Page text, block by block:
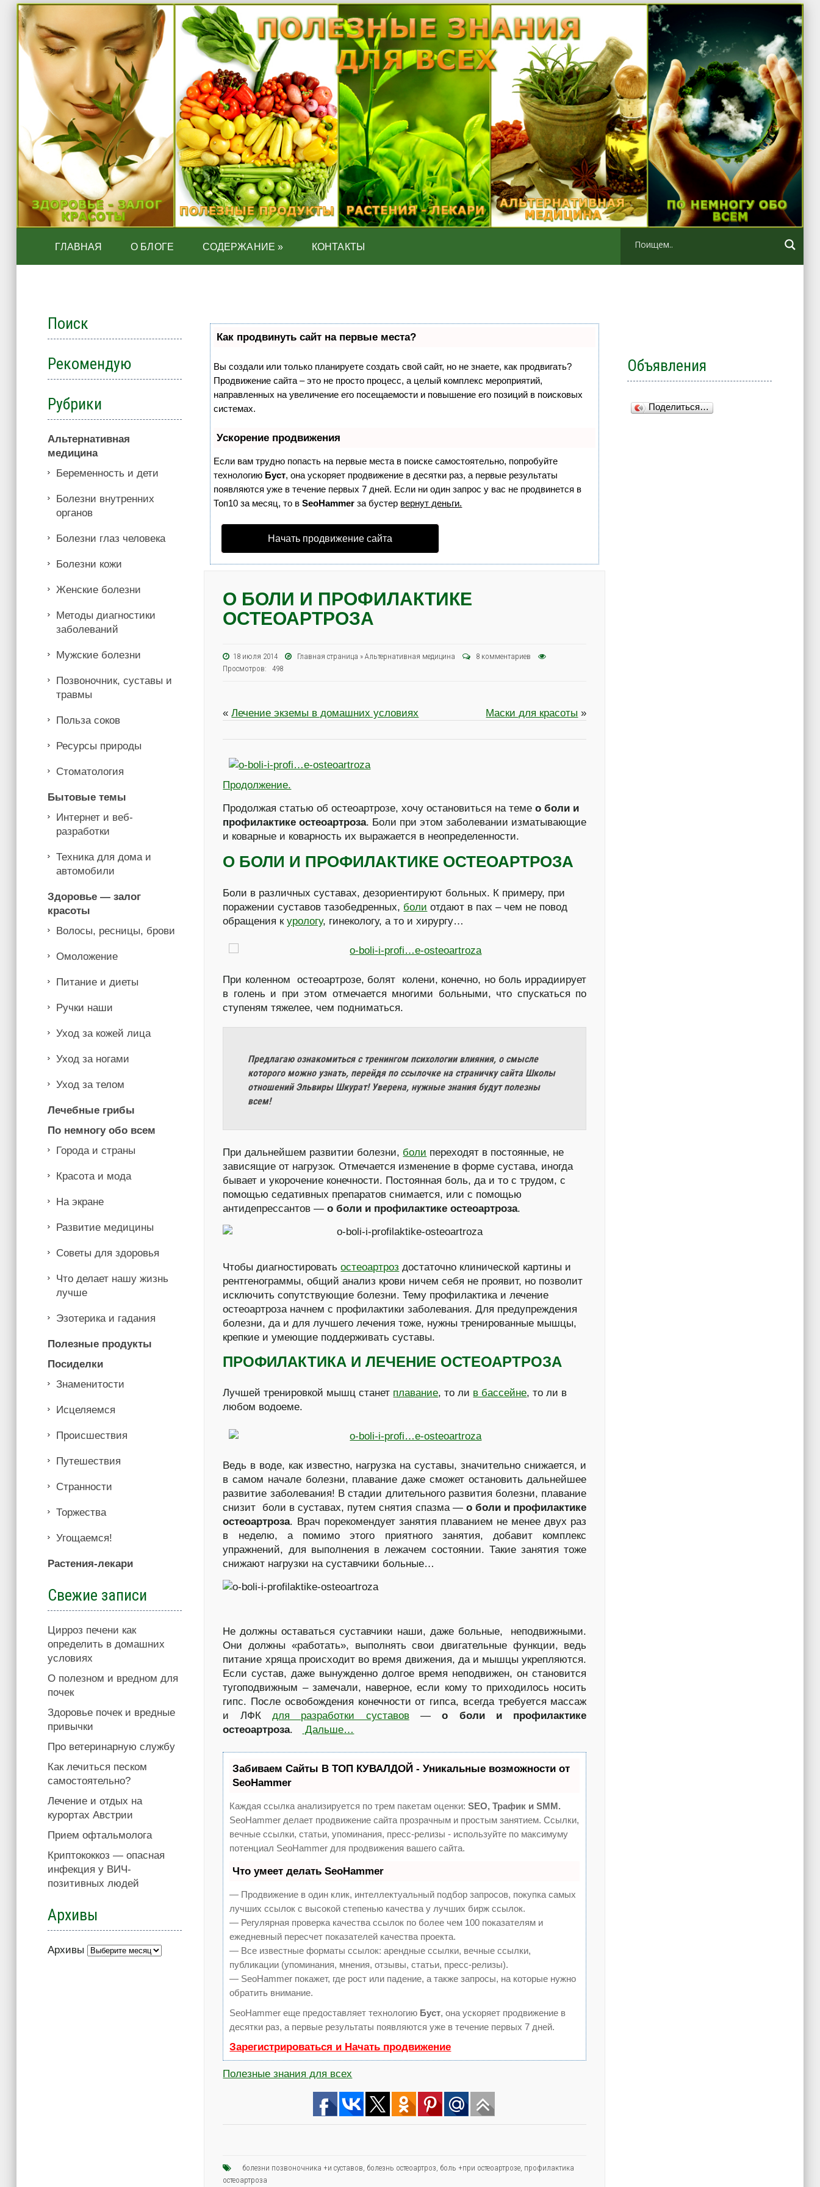
ГЛАВНАЯ О БЛОГЕ СОДЕРЖАНИЕ » КОНТАКТЫ
Как продвинуть сайт на первые места?
Вы создали или только планируете создать свой сайт, но не знаете, как продвигать?
Продвижение сайта – это не просто процесс, а целый комплекс мероприятий,
направленных на увеличение его посещаемости и повышение его позиций в поисковых
системах.
Ускорение продвижения
Если вам трудно попасть на первые места в поиске самостоятельно, попробуйте
технологию Буст, она ускоряет продвижение в десятки раз, а первые результаты
появляются уже в течение первых 7 дней. Если ни один запрос у вас не продвинется в
Топ10 за месяц, то вSeoHammer за бустер вернут деньги.
Начать продвижение сайта
О БОЛИ И ПРОФИЛАКТИКЕ
ОСТЕОАРТРОЗА
18 июля 2014 Главная страница »Альтернативная медицина
8 комментариев
Просмотров: 498
Маски для красоты »
«Лечение экземы в домашних условиях
Продолжение.
Продолжая статью об остеоартрозе, хочу остановиться на темео боли и
профилактике остеоартроза. Боли при этом заболевании изматывающие
и коварные и коварность их выражается в неопределенности.
О БОЛИ И ПРОФИЛАКТИКЕ ОСТЕОАРТРОЗА
Боли в различных суставах, дезориентируют больных. К примеру, при
поражении суставов тазобедренных, боли отдают в пах – чем не повод
обращения курологу, гинекологу, а то и хирургу…
При коленном остеоартрозе, болят колени, конечно, но боль иррадиирует
в голень и при этом отмечается многими больными, что спускаться по
ступеням тяжелее, чем подниматься.
Предлагаю ознакомиться с тренингом психологии влияния, о смысле
которого можно узнать, перейдя по ссылочке на страничку сайта Школы
отношений Эльвиры Шкурат! Уверена, нужные знания будут полезны
всем!
При дальнейшем развитии болезни, боли переходят в постоянные, не
зависящие от нагрузок.Отмечается изменение в форме сустава, иногда
бывает и укорочение конечности. Постоянная боль, да и то с трудом, с
помощью седативных препаратов снимается, или с помощью
антидепрессантов —о боли и профилактике остеоартроза.
Чтобы диагностироватьостеоартроз достаточно клинической картины и
рентгенограммы, общий анализ крови ничем себя не проявит, но позволит
исключить сопутствующие болезни. Тему профилактика и лечение
остеоартроза начнем с профилактики заболевания. Для предупреждения
болезни, да и для лучшего лечения тоже, нужны тренированные мышцы,
крепкие и умеющие поддерживать суставы.
ПРОФИЛАКТИКА И ЛЕЧЕНИЕ ОСТЕОАРТРОЗА
Лучшей тренировкой мышц станет плавание, то ли в бассейне, то ли в
любом водоеме.
Ведь в воде, как известно, нагрузка на суставы, значительно снижается, и
в самом начале болезни, плавание даже сможет остановить дальнейшее
развитие заболевания! В стадии длительного развития болезни, плавание
снизит боли в суставах, путем снятия спазма — о боли и профилактике
остеоартроза. Врач порекомендует занятия плаванием не менее двух раз
в неделю, а помимо этого приятного занятия, добавит комплекс
упражнений, для выполнения в лежачем состоянии. Такие занятия тоже
снижают нагрузки на суставчики больные…
Не должны оставаться суставчики наши, даже больные, неподвижными.
Они должны «работать», выполнять свои двигательные функции, ведь
питание хряща происходит во время движения, да и мышцы укрепляются.
Если сустав, даже вынужденно долгое время неподвижен, он становится
тугоподвижным – замечали, наверное, если кому то приходилось носить
гипс. После освобождения конечности от гипса, всегда требуется массаж
и ЛФК для разработки суставов—о боли и профилактике
остеоартроза. Дальше…
Забиваем Сайты В ТОП КУВАЛДОЙ - Уникальные возможности от
SeoHammer
Каждая ссылка анализируется по трем пакетам оценки:SEO, Трафик и SMM.
SeoHammer делает продвижение сайта прозрачным и простым занятием. Ссылки,
вечные ссылки, статьи, упоминания, пресс-релизы - используйте по максимуму
потенциал SeoHammer для продвижения вашего сайта.
Что умеет делать SeoHammer
— Продвижение в один клик, интеллектуальный подбор запросов, покупка самых
лучших ссылок с высокой степенью качества у лучших бирж ссылок.
— Регулярная проверка качества ссылок по более чем 100 показателям и
ежедневный пересчет показателей качества проекта.
— Все известные форматы ссылок: арендные ссылки, вечные ссылки,
публикации (упоминания, мнения, отзывы, статьи, пресс-релизы).
— SeoHammer покажет, где рост или падение, а также запросы, на которые нужно
обратить внимание.
SeoHammer еще предоставляет технологию Буст, она ускоряет продвижение в
десятки раз, а первые результаты появляются уже в течение первых 7 дней.
Зарегистрироваться и Начать продвижение
Полезные знания для всех
болезни позвоночника +и суставов болезнь остеоартроз боль +при остеоартрозе профилактика
остеоартроза
Поиск
Рекомендую
Рубрики
Альтернативная
медицина
Беременность и дети
Болезни внутренних
органов
Болезни глаз человека
Болезни кожи
Женские болезни
Методы диагностики
заболеваний
Мужские болезни
Позвоночник, суставы и
травмы
Польза соков
Ресурсы природы
Стоматология
Бытовые темы
Интернет и веб-
разработки
Техника для дома и
автомобили
Здоровье — залог
красоты
Волосы, ресницы, брови
Омоложение
Питание и диеты
Ручки наши
Уход за кожей лица
Уход за ногами
Уход за телом
Лечебные грибы
По немногу обо всем
Города и страны
Красота и мода
На экране
Развитие медицины
Советы для здоровья
Что делает нашу жизнь
лучше
Эзотерика и гадания
Полезные продукты
Посиделки
Знаменитости
Иcцеляемся
Происшествия
Путешествия
Странности
Торжества
Угощаемся!
Растения-лекари
Свежие записи
Цирроз печени как
определить в домашних
условиях
О полезном и вредном для
почек
Здоровье почек и вредные
привычки
Про ветеринарную службу
Как лечиться песком
самостоятельно?
Лечение и отдых на
курортах Австрии
Прием офтальмолога
Криптококкоз — опасная
инфекция у ВИЧ-
позитивных людей
Архивы
Архивы
Объявления
Поделиться…